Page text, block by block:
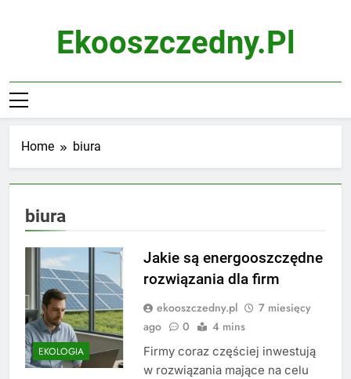
Ekooszczedny.pl
Home biura
biura
EKOLOGIA
Jakie są energooszczędne
rozwiązania dla firm
ekooszczedny.pl
7 miesięcy
ago
0 4 mins
Firmy coraz częściej inwestują
w rozwiązania mające na celu